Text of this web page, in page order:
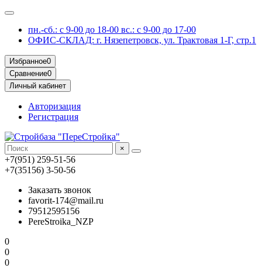
пн.-сб.: с 9-00 до 18-00 вс.: с 9-00 до 17-00
ОФИС-СКЛАД: г. Нязепетровск, ул. Трактовая 1-Г, стр.1
Избранное0
Сравнение0
Личный кабинет
Авторизация
Регистрация
×
+7(951) 259-51-56
+7(35156) 3-50-56
Заказать звонок
favorit-174@mail.ru
79512595156
PereStroika_NZP
0
0
0